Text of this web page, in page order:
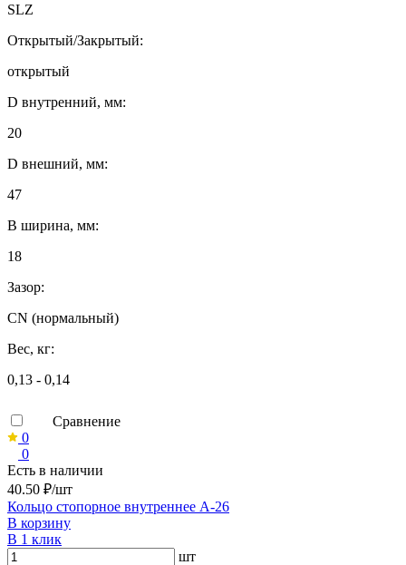
SLZ
Открытый/Закрытый:
открытый
D внутренний, мм:
20
D внешний, мм:
47
B ширина, мм:
18
Зазор:
CN (нормальный)
Вес, кг:
0,13 - 0,14
Сравнение
0
0
Есть в наличии
40.50 ₽/шт
Кольцо стопорное внутреннее А-26
В корзину
В 1 клик
шт